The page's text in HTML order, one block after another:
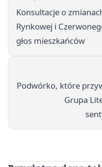
Konsultacje o
Rynkowej i
głos mieszkańców
Podwórko, które
Grupa